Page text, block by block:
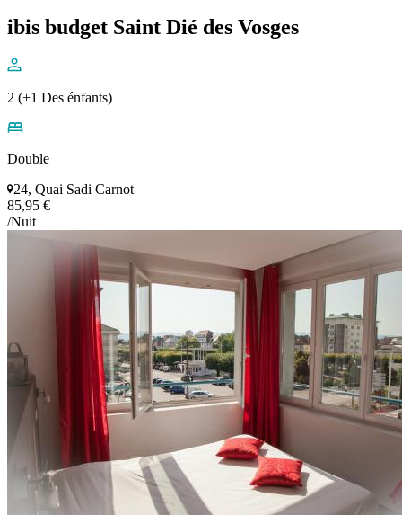
ibis budget Saint Dié des Vosges
2 (+1 Des énfants)
Double
24, Quai Sadi Carnot
85,95 €
/Nuit